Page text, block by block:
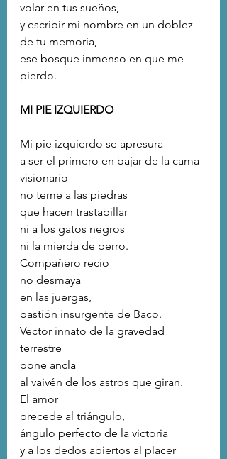
volar en tus sueños,
y escribir mi nombre en un doblez
de tu memoria,
ese bosque inmenso en que me
pierdo.
MI PIE IZQUIERDO
Mi pie izquierdo se apresura
a ser el primero en bajar de la cama
visionario
no teme a las piedras
que hacen trastabillar
ni a los gatos negros
ni la mierda de perro.
Compañero recio
no desmaya
en las juergas,
bastión insurgente de Baco.
Vector innato de la gravedad
terrestre
pone ancla
al vaivén de los astros que giran.
El amor
precede al triángulo,
ángulo perfecto de la victoria
y a los dedos abiertos al placer